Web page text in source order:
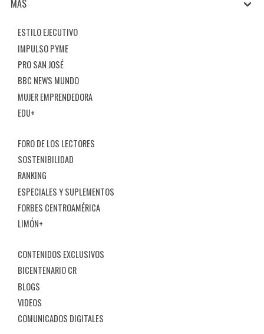
MÁS
ESTILO EJECUTIVO
IMPULSO PYME
PRO SAN JOSÉ
BBC NEWS MUNDO
MUJER EMPRENDEDORA
EDU+
FORO DE LOS LECTORES
SOSTENIBILIDAD
RANKING
ESPECIALES Y SUPLEMENTOS
FORBES CENTROAMÉRICA
LIMÓN+
CONTENIDOS EXCLUSIVOS
BICENTENARIO CR
BLOGS
VIDEOS
COMUNICADOS DIGITALES